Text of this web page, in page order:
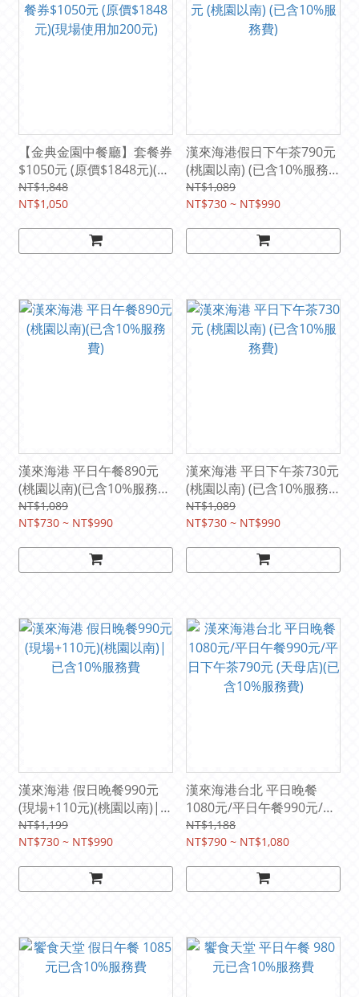
【金典金園中餐廳】套餐券
$1050元 (原價$1848元)(現
場使用加200元)
NT$1,848
NT$1,050
漢來海港假日下午茶790元
(桃園以南) (已含10%服務
費)
NT$1,089
NT$730 ~ NT$990
漢來海港 平日午餐890元
(桃園以南)(已含10%服務
費)
NT$1,089
NT$730 ~ NT$990
漢來海港 平日下午茶730元
(桃園以南) (已含10%服務
費)
NT$1,089
NT$730 ~ NT$990
漢來海港 假日晚餐990元
(現場+110元)(桃園以南)|已
含10%服務費
NT$1,199
NT$730 ~ NT$990
漢來海港台北 平日晚餐
1080元/平日午餐990元/平
日下午茶790元 (天母店)(已
含10%服務費)
NT$1,188
NT$790 ~ NT$1,080